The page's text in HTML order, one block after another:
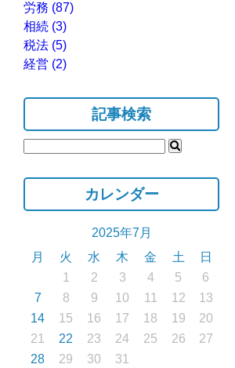
労務 (87)
相続 (3)
税法 (5)
経営 (2)
記事検索
カレンダー
2025年7月
月
火 水 木 金 土
日
1
2 3 4 5
6
7
8 9 10 11 12
13
14
15 16 17 18 19
20
21
22 23 24 25 26
27
28
29 30 31